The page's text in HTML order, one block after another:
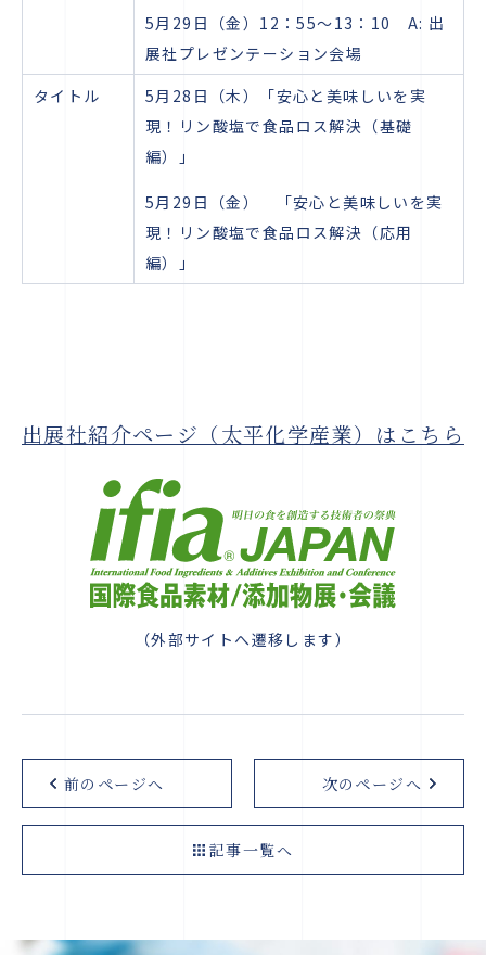
5月29日（金）12：55～13：10 A: 出
展社プレゼンテーション会場
タイトル
5月28日（木）「安心と美味しいを実
現！リン酸塩で食品ロス解決（基礎
編）」
5月29日（金） 「安心と美味しいを実
現！リン酸塩で食品ロス解決（応用
編）」
出展社紹介ページ（太平化学産業）はこちら
（外部サイトへ遷移します）
前のページへ 次のページへ
記事一覧へ